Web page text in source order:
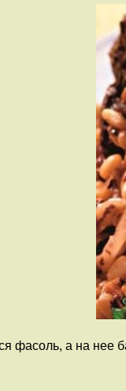
фасоль, а на нее